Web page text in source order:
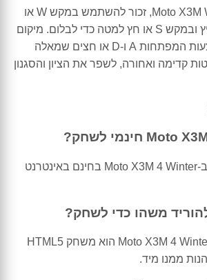
כדי לשלוט ב-Moto X3M Winter, זכור להשתמש במקש W או
חץ למעלה כדי להאיץ ובמקש S או חץ למטה כדי לבלום. מיקום
האופנוע שלך באמצעות המפתחות A ו-D או חצים שמאלה
קדימה ואחורה, לשפר את הציון והסגנון
כן, אתה יכול לשחק ב-Moto X3M 4 Winter בחינם באינטרנט
משהו כדי לשחק?
אין צורך בהורדות; Moto X3M 4 Winter הוא משחק HTML5
ממנו מיד.